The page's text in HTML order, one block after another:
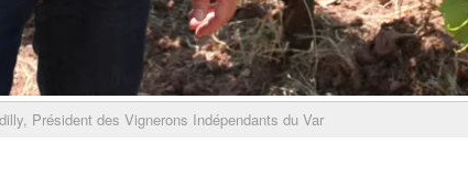
Président des Vignerons Indépendants du Var